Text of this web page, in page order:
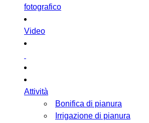
fotografico
Video
Attività
Bonifica di pianura
Irrigazione di pianura